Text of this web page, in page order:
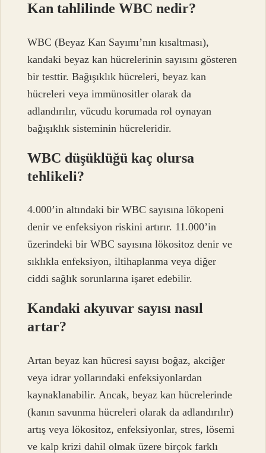
Kan tahlilinde WBC nedir?
WBC (Beyaz Kan Sayımı’nın kısaltması),
kandaki beyaz kan hücrelerinin sayısını gösteren
bir testtir. Bağışıklık hücreleri, beyaz kan
hücreleri veya immünositler olarak da
adlandırılır, vücudu korumada rol oynayan
bağışıklık sisteminin hücreleridir.
WBC düşüklüğü kaç olursa
tehlikeli?
4.000’in altındaki bir WBC sayısına lökopeni
denir ve enfeksiyon riskini artırır. 11.000’in
üzerindeki bir WBC sayısına lökositoz denir ve
sıklıkla enfeksiyon, iltihaplanma veya diğer
ciddi sağlık sorunlarına işaret edebilir.
Kandaki akyuvar sayısı nasıl
artar?
Artan beyaz kan hücresi sayısı boğaz, akciğer
veya idrar yollarındaki enfeksiyonlardan
kaynaklanabilir. Ancak, beyaz kan hücrelerinde
(kanın savunma hücreleri olarak da adlandırılır)
artış veya lökositoz, enfeksiyonlar, stres, lösemi
ve kalp krizi dahil olmak üzere birçok farklı